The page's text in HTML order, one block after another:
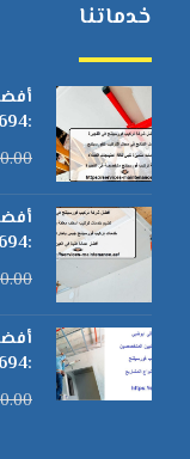
خدماتنا
:0553996694
:0553996694
:0553996694